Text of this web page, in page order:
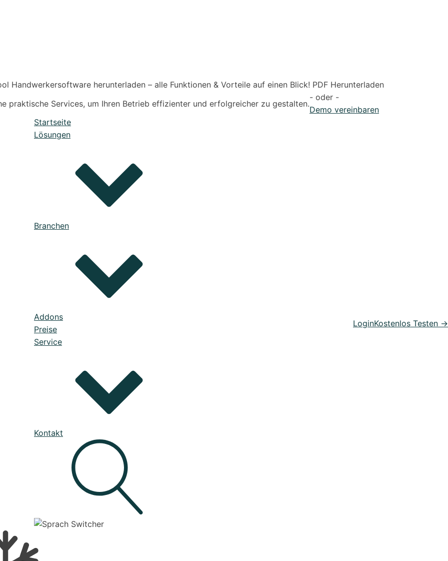
Handwerkersoftware herunterladen – alle Funktionen & Vorteile auf einen Blick! PDF Herunterladen
praktische Services, um Ihren Betrieb effizienter und erfolgreicher zu gestalten.
- oder -
Demo vereinbaren
Startseite
Lösungen
Branchen
Addons
Preise
Service
Kontakt
LoginKostenlos Testen →